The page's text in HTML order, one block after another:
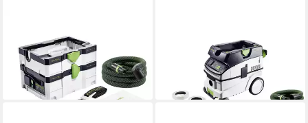
Industriesauger Festool CTL
SYS Absaugmobil
ab 471,80 €
lieferbar - in 2-3 Werktagen bei dir
Industriesauger Festool CTL
26 EI-FLR Absaugmobil
lieferbar - in 3-4 Werktagen bei dir